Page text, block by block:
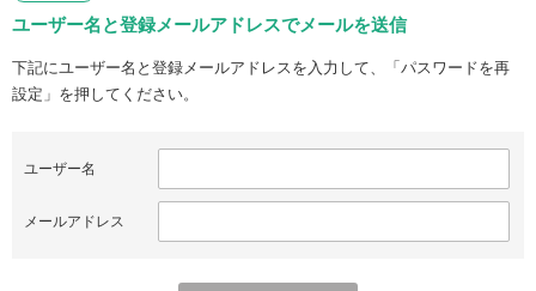
ユーザー名と登録メールアドレスでメールを送信
下記にユーザー名と登録メールアドレスを入力して、「パスワードを再
設定」を押してください。
ユーザー名
メールアドレス